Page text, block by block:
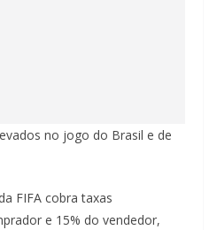
no jogo do Brasil e de
FIFA cobra taxas
e 15% do vendedor,